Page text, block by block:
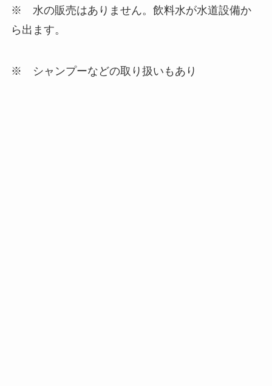
※ 水の販売はありません。飲料水が水道設備か
ら出ます。
※ シャンプーなどの取り扱いもあり